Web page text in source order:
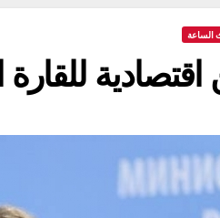
الساعة
اقتصادية